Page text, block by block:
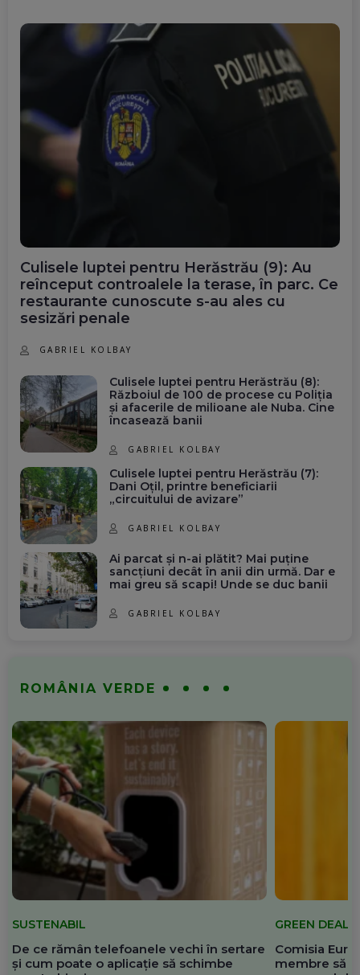
Culisele luptei pentru Herăstrău (9): Au
reînceput controalele la terase, în parc. Ce
restaurante cunoscute s-au ales cu
sesizări penale
GABRIEL KOLBAY
Culisele luptei pentru Herăstrău (8):
Războiul de 100 de procese cu Poliția
și afacerile de milioane ale Nuba. Cine
încasează banii
GABRIEL KOLBAY
Culisele luptei pentru Herăstrău (7):
Dani Oțil, printre beneficiarii
„circuitului de avizare”
GABRIEL KOLBAY
Ai parcat și n-ai plătit? Mai puține
sancțiuni decât în anii din urmă. Dar e
mai greu să scapi! Unde se duc banii
GABRIEL KOLBAY
ROMÂNIA VERDE
SUSTENABIL
De ce rămân telefoanele vechi în sertare
și cum poate o aplicație să schimbe
GREEN DEAL
Comisia
membre să